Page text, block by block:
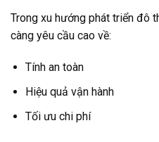
Trong xu hướng phát triển đô
càng yêu cầu cao về:
Tính an toàn
Hiệu quả vận hành
Tối ưu chi phí